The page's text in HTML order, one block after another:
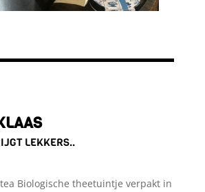
LEKKERS..
Biologische theetuintje verpakt in